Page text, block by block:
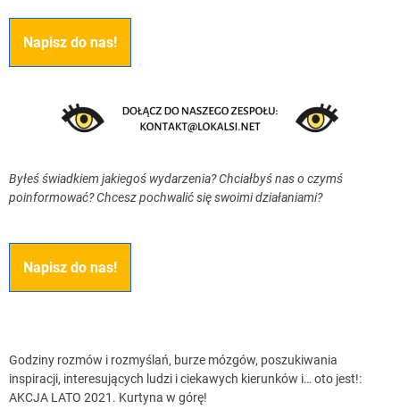
Napisz do nas!
Byłeś świadkiem jakiegoś wydarzenia? Chciałbyś nas o czymś
poinformować? Chcesz pochwalić się swoimi działaniami?
Napisz do nas!
Godziny rozmów i rozmyślań, burze mózgów, poszukiwania
inspiracji, interesujących ludzi i ciekawych kierunków i… oto jest!:
AKCJA LATO 2021. Kurtyna w górę!